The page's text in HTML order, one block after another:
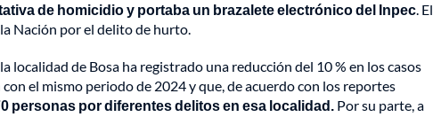
de homicidio y portaba un brazalete electrónico del Inpec. El
Nación por el delito de hurto.
localidad de Bosa ha registrado una reducción del 10 % en los casos
el mismo periodo de 2024 y que, de acuerdo con los reportes
personas por diferentes delitos en esa localidad. Por su parte, a